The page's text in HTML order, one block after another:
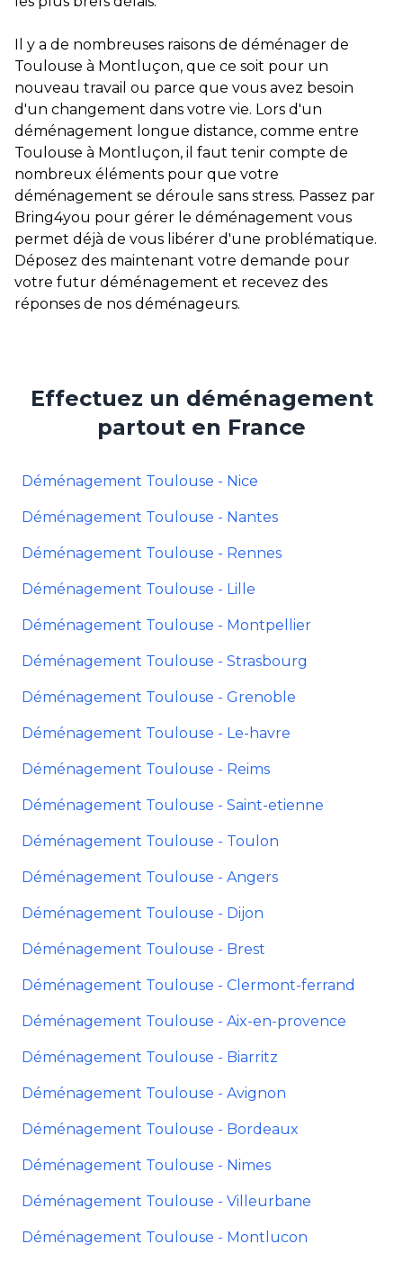
Il y a de nombreuses raisons de déménager de
Toulouse à Montluçon, que ce soit pour un
nouveau travail ou parce que vous avez besoin
d'un changement dans votre vie. Lors d'un
déménagement longue distance, comme entre
Toulouse à Montluçon, il faut tenir compte de
nombreux éléments pour que votre
déménagement se déroule sans stress. Passez par
Bring4you pour gérer le déménagement vous
permet déjà de vous libérer d'une problématique.
Déposez des maintenant votre demande pour
votre futur déménagement et recevez des
réponses de nos déménageurs.
Effectuez un déménagement
partout en France
Déménagement Toulouse - Nice
Déménagement Toulouse - Nantes
Déménagement Toulouse - Rennes
Déménagement Toulouse - Lille
Déménagement Toulouse - Montpellier
Déménagement Toulouse - Strasbourg
Déménagement Toulouse - Grenoble
Déménagement Toulouse - Le-havre
Déménagement Toulouse - Reims
Déménagement Toulouse - Saint-etienne
Déménagement Toulouse - Toulon
Déménagement Toulouse - Angers
Déménagement Toulouse - Dijon
Déménagement Toulouse - Brest
Déménagement Toulouse - Clermont-ferrand
Déménagement Toulouse - Aix-en-provence
Déménagement Toulouse - Biarritz
Déménagement Toulouse - Avignon
Déménagement Toulouse - Bordeaux
Déménagement Toulouse - Nimes
Déménagement Toulouse - Villeurbane
Déménagement Toulouse - Montlucon